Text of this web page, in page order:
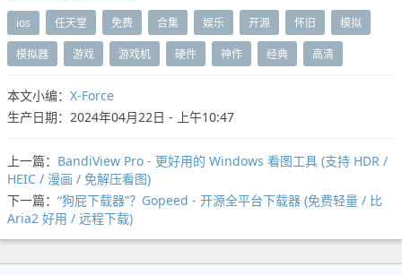
ios 任天堂 免费 合集 娱乐 开源 怀旧 模拟
模拟器 游戏 游戏机 硬件 神作 经典 高清
本文小编： X-Force
生产日期：2024年04月22日 - 上午10:47
上一篇： BandiView Pro - 更好用的 Windows 看图工具 (支持 HDR /
HEIC / 漫画 / 免解压看图)
下一篇： “狗屁下载器”？Gopeed - 开源全平台下载器 (免费轻量 / 比
Aria2 好用 / 远程下载)